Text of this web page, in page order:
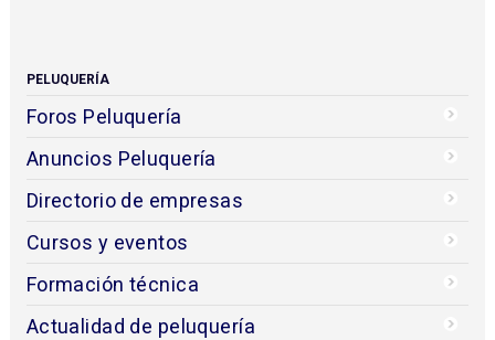
PELUQUERÍA
Foros Peluquería
Anuncios Peluquería
Directorio de empresas
Cursos y eventos
Formación técnica
Actualidad de peluquería